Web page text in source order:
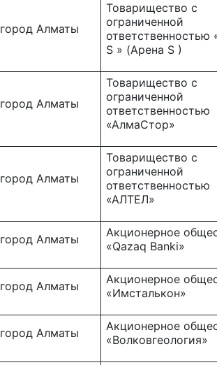
город Алматы
Товарищество c
ограниченной
ответственностью
S » (Арена S )
город Алматы
Товарищество с
ограниченной
ответственностью
«АлмаСтор»
город Алматы
Товарищество с
ограниченной
ответственностью
«АЛТЕЛ»
город Алматы
Акционерное
«Qazaq Banki»
город Алматы
Акционерное
«Имсталькон»
город Алматы
Акционерное
«Волковгеология»